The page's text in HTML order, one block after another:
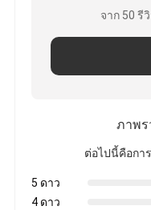
จาก 50 รี
ภาพ
ต่อไปนี้คือกา
5 ดาว
4 ดาว